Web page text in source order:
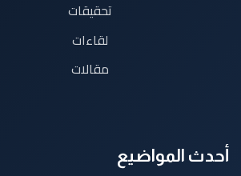
تحقيقات
لقاءات
مقالات
أحدث المواضيع